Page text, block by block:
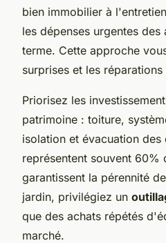
bien immobilier à
les dépenses urgentes
terme. Cette approche
surprises et les
Priorisez les
patrimoine : toiture,
isolation et évacuation des
représentent souvent 60%
garantissent la pérennité
jardin, privilégiez un
que des achats répétés
marché.